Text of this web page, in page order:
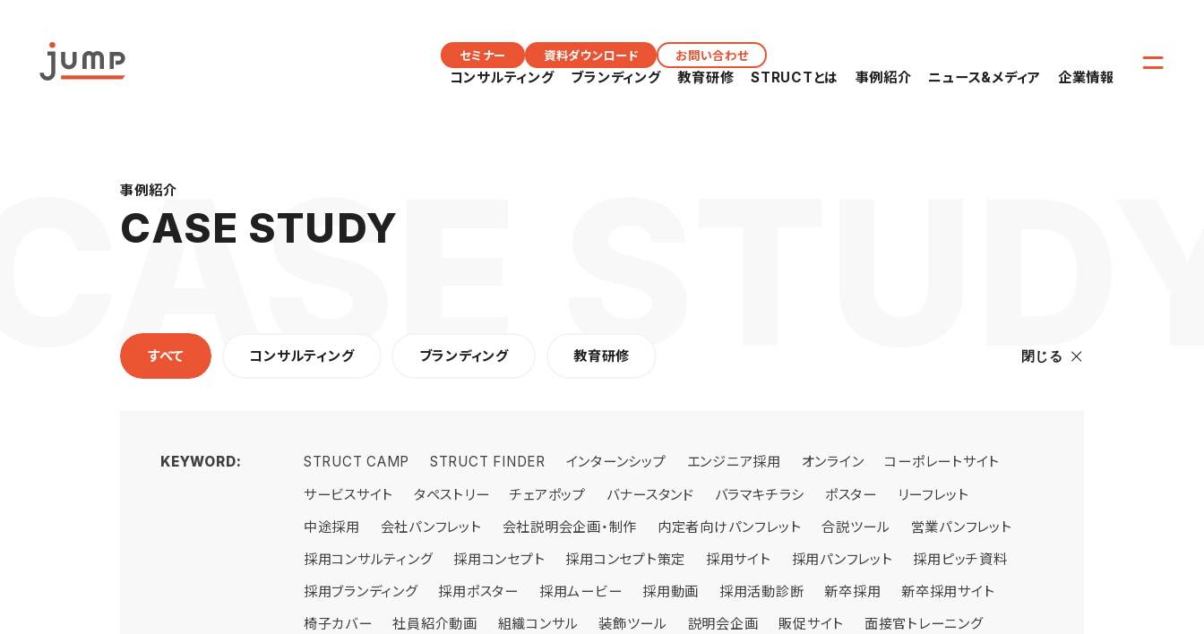
コンサルティング ブランディング 教育研修 STRUCTとは 事例紹介 ニュース&メディア 企業情報
セミナー 資料ダウンロード お問い合わせ
事例紹介
CASE STUDY
すべて コンサルティング ブランディング 教育研修
KEYWORD: STRUCT CAMP STRUCT FINDER インターンシップ エンジニア採用 オンライン
コーポレートサイト
サービスサイト
タペストリー チェアポップ バナースタンド バラマキチラシ ポスター
リーフレット
中途採用
会社パンフレット 会社説明会企画・制作 内定者向けパンフレット 合説ツール
営業パンフレット
採用コンサルティング
採用コンセプト 採用コンセプト策定 採用サイト 採用パンフレット
採用ピッチ資料
採用ブランディング
採用ポスター 採用ムービー 採用動画 採用活動診断 新卒採用
新卒採用サイト
椅子カバー
社員紹介動画 組織コンサル 装飾ツール 説明会企画 販促サイト 面接官トレーニング